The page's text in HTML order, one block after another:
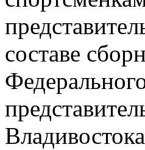
составе